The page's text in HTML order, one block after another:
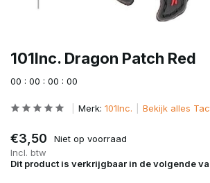
101Inc. Dragon Patch Red
00 : 00 : 00 : 00
Merk: 101Inc. Bekijk alles
€3,50
Niet op voorraad
Incl. btw
Dit product is verkrijgbaar in de volgende